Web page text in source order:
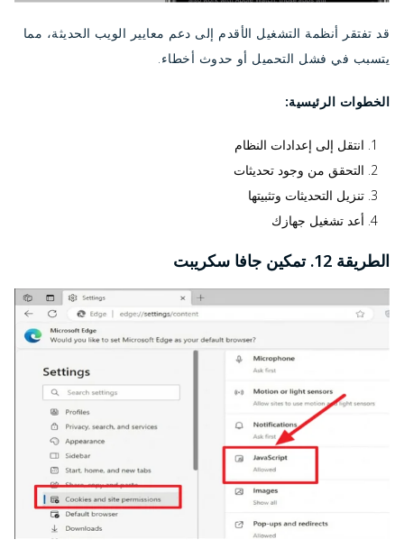
قد تفتقر أنظمة التشغيل الأقدم إلى دعم معايير الويب الحديثة، مما
يتسبب في فشل التحميل أو حدوث أخطاء.
الخطوات الرئيسية:
انتقل إلى إعدادات النظام
التحقق من وجود تحديثات
تنزيل التحديثات وتثبيتها
أعد تشغيل جهازك
الطريقة 12. تمكين جافا سكريبت